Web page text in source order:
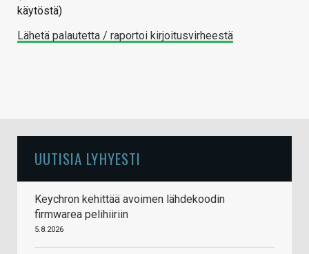
käytöstä)
Lähetä palautetta / raportoi kirjoitusvirheestä
UUTISIA LYHYESTI
Keychron kehittää avoimen lähdekoodin
firmwarea pelihiiriin
5.8.2026